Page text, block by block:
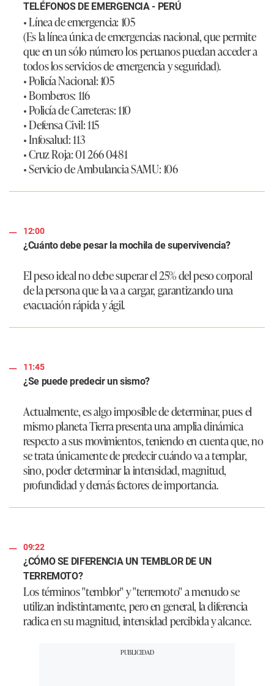
TELÉFONOS DE EMERGENCIA - PERÚ
• Línea de emergencia: 105
(Es la línea única de emergencias nacional, que permite
que en un sólo número los peruanos puedan acceder a
todos los servicios de emergencia y seguridad).
• Policía Nacional: 105
• Bomberos: 116
• Policía de Carreteras: 110
• Defensa Civil: 115
• Infosalud: 113
• Cruz Roja: 01 266 0481
• Servicio de Ambulancia SAMU: 106
12:00
¿Cuánto debe pesar la mochila de supervivencia?
El peso ideal no debe superar el 25% del peso corporal
de la persona que la va a cargar, garantizando una
evacuación rápida y ágil.
11:45
¿Se puede predecir un sismo?
Actualmente, es algo imposible de determinar, pues el
mismo planeta Tierra presenta una amplia dinámica
respecto a sus movimientos, teniendo en cuenta que, no
se trata únicamente de predecir cuándo va a templar,
sino, poder determinar la intensidad, magnitud,
profundidad y demás factores de importancia.
09:22
¿CÓMO SE DIFERENCIA UN TEMBLOR DE UN
TERREMOTO?
Los términos "temblor" y "terremoto" a menudo se
utilizan indistintamente, pero en general, la diferencia
radica en su magnitud, intensidad percibida y alcance.